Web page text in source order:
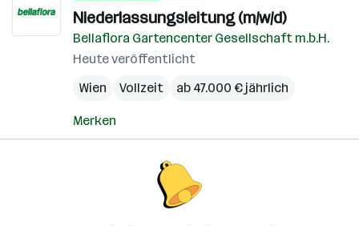
Niederlassungsleitung (m/w/d)
Bellaflora Gartencenter Gesellschaft m.b.H.
Heute veröffentlicht
Wien
Vollzeit ab 47.000 € jährlich
Merken